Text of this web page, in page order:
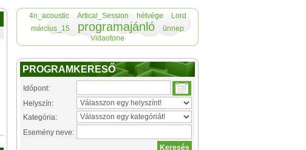
4n_acoustic Artical_Session hétvége
Lord
március_15
programajánló
ünnep
Vidaotone
PROGRAMKERESŐ
Időpont:
Helyszín:
Kategória:
Esemény neve: